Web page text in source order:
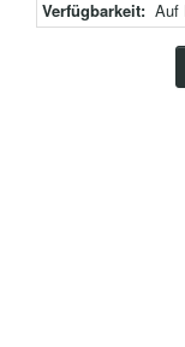
Verfügbarkeit: Auf